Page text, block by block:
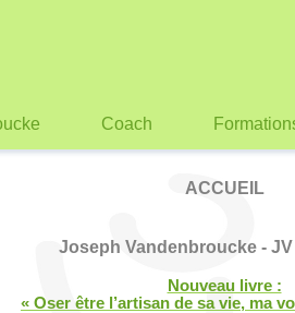
Coach
ACCUEIL
Joseph Vandenbroucke -
Nouveau livre :
« Oser être l’artisan de sa vie, ma